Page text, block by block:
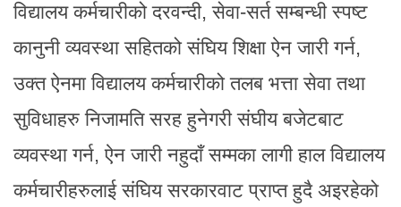
विद्यालय कर्मचारीको दरवन्दी, सेवा-सर्त सम्बन्धी स्पष्ट
कानुनी व्यवस्था सहितको संघिय शिक्षा ऐन जारी गर्न,
उक्त ऐनमा विद्यालय कर्मचारीको तलब भत्ता सेवा तथा
सुविधाहरु निजामति सरह हुनेगरी संघीय बजेटबाट
व्यवस्था गर्न, ऐन जारी नहुदाँ सम्मका लागी हाल विद्यालय
कर्मचारीहरुलाई संघिय सरकारवाट प्राप्त हुदै अइरहेको